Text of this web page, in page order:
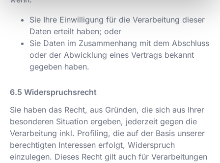
Sie Ihre Einwilligung für die Verarbeitung dieser
Daten erteilt haben; oder
Sie Daten im Zusammenhang mit dem Abschluss
oder der Abwicklung eines Vertrags bekannt
gegeben haben.
Widerspruchsrecht
Sie haben das Recht, aus Gründen, die sich aus Ihrer
besonderen Situation ergeben, jederzeit gegen die
Verarbeitung inkl. Profiling, die auf der Basis unserer
berechtigten Interessen erfolgt, Widerspruch
einzulegen. Dieses Recht gilt auch für Verarbeitungen